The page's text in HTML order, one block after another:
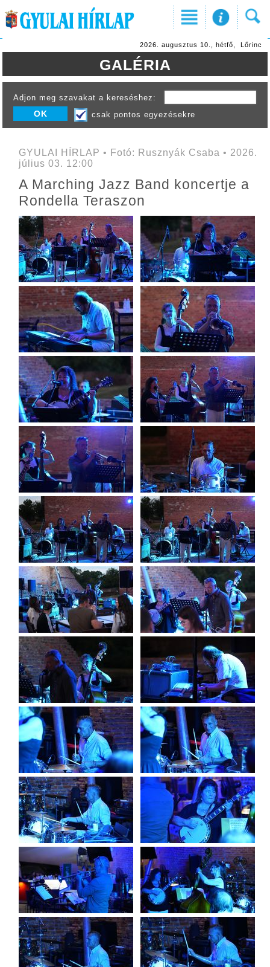
2026. augusztus 10., hétfő, Lőrinc
GALÉRIA
Adjon meg szavakat a kereséshez:
csak pontos egyezésekre
GYULAI HÍRLAP • Fotó: Rusznyák Csaba • 2026.
július 03. 12:00
A Marching Jazz Band koncertje a
Rondella Teraszon